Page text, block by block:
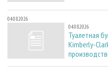
04.08.2026
04.08.2026
Туалетная
Kimberly-